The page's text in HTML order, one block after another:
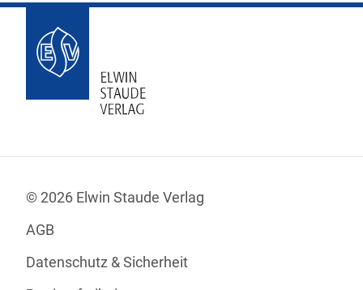
© 2026 Elwin Staude Verlag
AGB
Datenschutz & Sicherheit